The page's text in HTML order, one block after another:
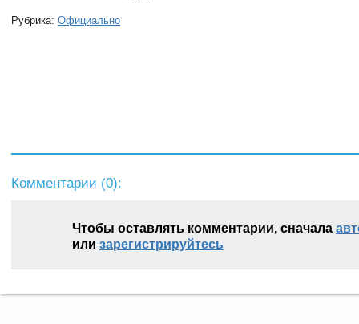
Рубрика: Официально
Комментарии (0):
Чтобы оставлять комментарии, сначала
или зарегистрируйтесь